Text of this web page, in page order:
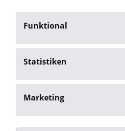
Funktional
Statistiken
Marketing
Mit dem Klick auf "Job-Agent